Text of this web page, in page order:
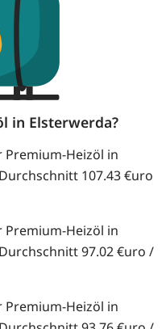
in Elsterwerda?
Premium-Heizöl in
107.43 €uro
Premium-Heizöl in
97.02 €uro /
Premium-Heizöl in